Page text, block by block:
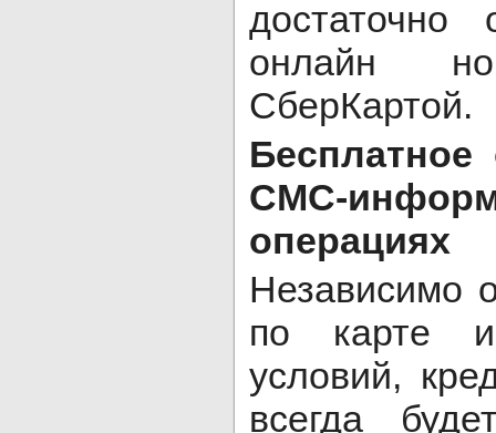
достаточно
онлайн
СберКартой.
СМС-
операциях
Независимо
по карте
условий,
всегда